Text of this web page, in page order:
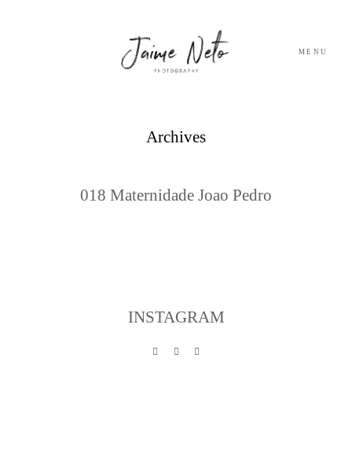
MENU
Archives
018 Maternidade Joao Pedro
CONTACTOINSTAGRAM